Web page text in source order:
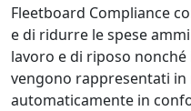
Fleetboard Compliance
e di ridurre le spese
lavoro e di riposo
vengono rappresentati
automaticamente in